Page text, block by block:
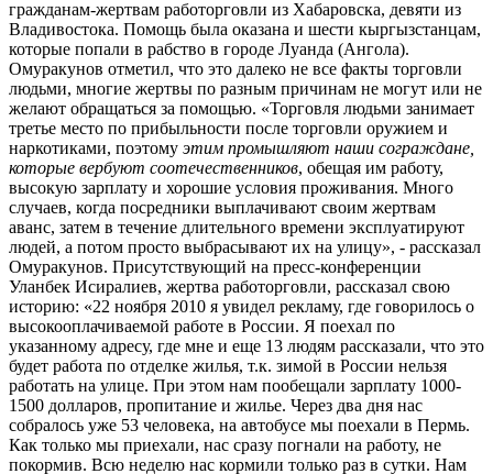
гражданам-жертвам работорговли из Хабаровска, девяти из
Владивостока. Помощь была оказана и шести кыргызстанцам,
которые попали в рабство в городе Луанда (Ангола).
Омуракунов отметил, что это далеко не все факты торговли
людьми, многие жертвы по разным причинам не могут или не
желают обращаться за помощью. «Торговля людьми занимает
третье место по прибыльности после торговли оружием и
наркотиками, поэтому этим промышляют наши сограждане,
которые вербуют соотечественников, обещая им работу,
высокую зарплату и хорошие условия проживания. Много
случаев, когда посредники выплачивают своим жертвам
аванс, затем в течение длительного времени эксплуатируют
людей, а потом просто выбрасывают их на улицу», - рассказал
Омуракунов. Присутствующий на пресс-конференции
Уланбек Исиралиев, жертва работорговли, рассказал свою
историю: «22 ноября 2010 я увидел рекламу, где говорилось о
высокооплачиваемой работе в России. Я поехал по
указанному адресу, где мне и еще 13 людям рассказали, что это
будет работа по отделке жилья, т.к. зимой в России нельзя
работать на улице. При этом нам пообещали зарплату 1000-
1500 долларов, пропитание и жилье. Через два дня нас
собралось уже 53 человека, на автобусе мы поехали в Пермь.
Как только мы приехали, нас сразу погнали на работу, не
покормив. Всю неделю нас кормили только раз в сутки. Нам